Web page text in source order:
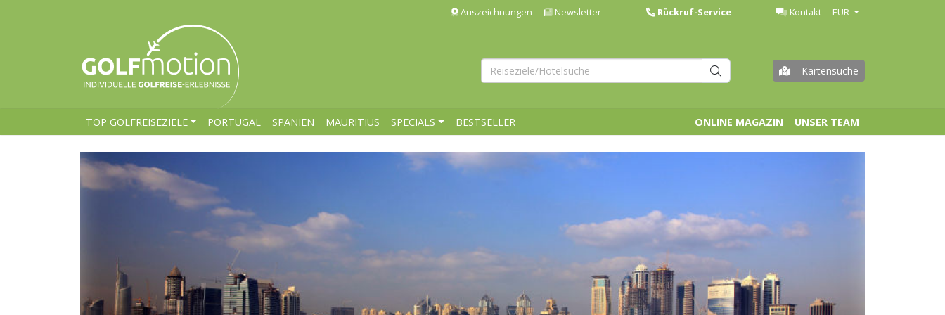
Auszeichnungen Newsletter Rückruf-Service Kontakt EUR
Kartensuche
TOP GOLFREISEZIELE PORTUGAL SPANIEN MAURITIUS SPECIALS BESTSELLER ONLINE MAGAZIN UNSER TEAM